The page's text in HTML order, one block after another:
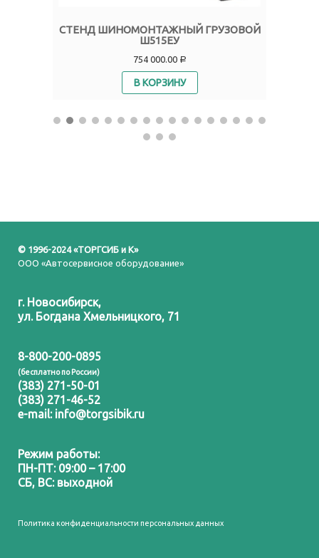
СТЕНД ШИНОМОНТАЖНЫЙ ГРУЗОВОЙ
Ш515ЕУ
754 000.00 Р
В КОРЗИНУ
© 1996-2024 «ТОРГСИБ и К»
ООО «Автосервисное оборудование»
г. Новосибирск,
ул. Богдана Хмельницкого, 71
8-800-200-0895
(бесплатно по России)
(383) 271-50-01
(383) 271-46-52
e-mail: info@torgsibik.ru
Режим работы:
ПН-ПТ: 09:00 – 17:00
СБ, ВС: выходной
Политика конфиденциальности персональных данных